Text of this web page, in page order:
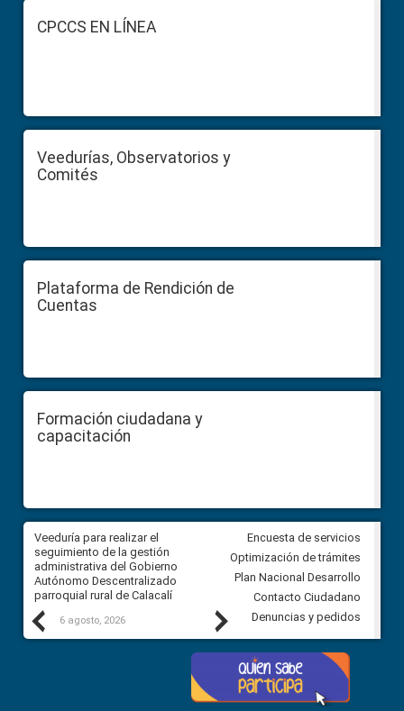
FooterCPCCS EN LÍNEA
Veedurías, Observatorios y
Comités
Plataforma de Rendición de
Cuentas
Formación ciudadana y
capacitación
Previous
Veeduría para realizar el
seguimiento de la gestión
administrativa del Gobierno
Autónomo Descentralizado
parroquial rural de Calacalí
6 agosto, 2026
Veeduría para vigilar los
derivados de la Audiencia
comunidad Urbina, parroquia
Carolina
5 agosto, 2026
Next
Encuesta de servicios
Optimización de trámites
Plan Nacional Desarrollo
Contacto Ciudadano
Denuncias y pedidos